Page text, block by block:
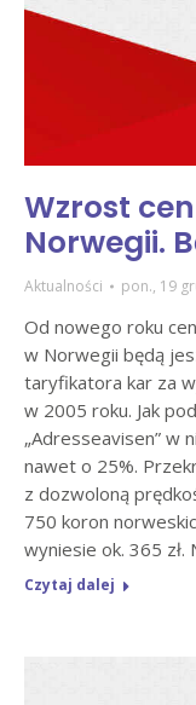
Wzrost
Norwegii.
Aktualności pon., 19
Od nowego roku
w Norwegii będą
taryfikatora kar za
w 2005 roku. Jak
„Adresseavisen” w
nawet o 25%.
z dozwoloną
750 koron
wyniesie ok. 365
Czytaj dalej